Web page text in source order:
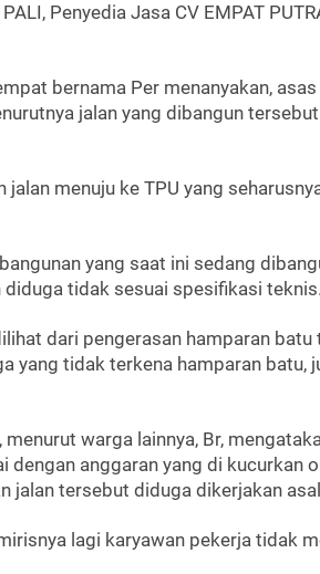
Penyedia Jasa CV EMPAT
bernama Per menanyakan,
jalan yang dibangun
jalan menuju ke TPU yang
yang saat ini sedang
diduga tidak sesuai spesifikasi teknis.
dari pengerasan hamparan
yang tidak terkena hamparan batu,
menurut warga lainnya, Br,
dengan anggaran yang di kucurkan
jalan tersebut diduga dikerjakan
lagi karyawan pekerja tidak